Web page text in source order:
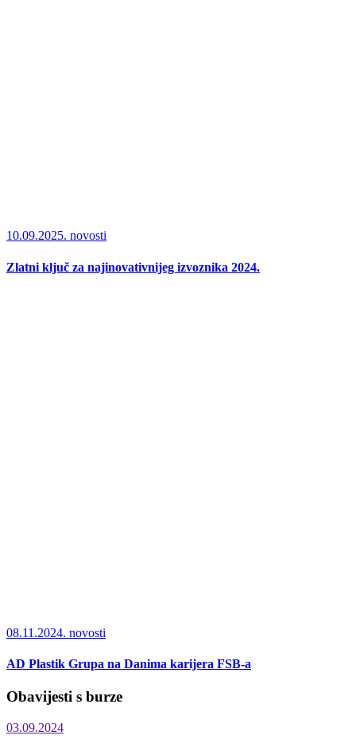
10.09.2025. novosti
Zlatni ključ za najinovativnijeg izvoznika 2024.
08.11.2024. novosti
AD Plastik Grupa na Danima karijera FSB-a
Obavijesti s burze
03.09.2024